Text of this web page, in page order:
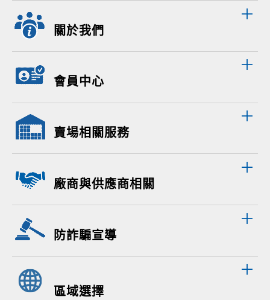
關於我們
會員中心
賣場相關服務
廠商與供應商相關
防詐騙宣導
區域選擇